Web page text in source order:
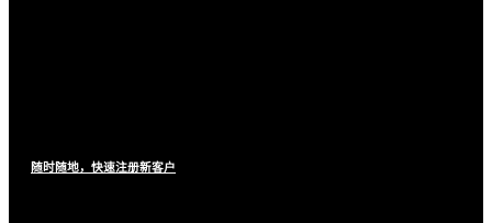
随时随地，快速注册新客户